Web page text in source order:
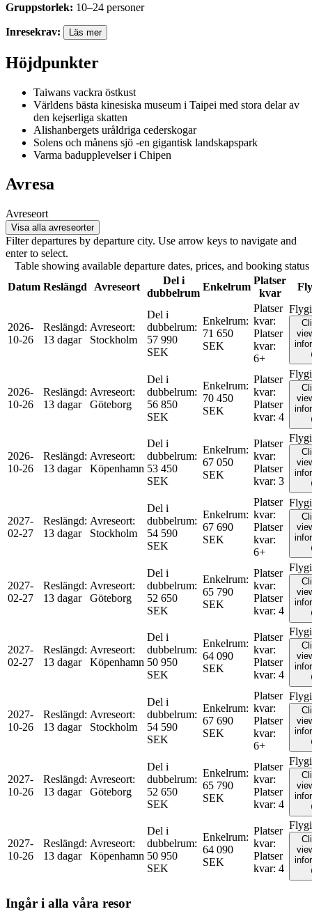
Gruppstorlek: 10–24 personer
Inresekrav: Läs mer
Höjdpunkter
Taiwans vackra östkust
Världens bästa kinesiska museum i Taipei med stora delar av
den kejserliga skatten
Alishanbergets uråldriga cederskogar
Solens och månens sjö -en gigantisk landskapspark
Varma badupplevelser i Chipen
Avresa
Avreseort
Visa alla avreseorter
Filter departures by departure city. Use arrow keys to navigate and
enter to select.
Table showing available departure dates, prices, and booking
Datum Reslängd Avreseort
Del i
dubbelrum
Enkelrum
Platser
kvar
2026-
10-26
Reslängd:
13 dagar
Avreseort:
Stockholm
Del i
dubbelrum:
57 990
SEK
Enkelrum:
71 650
SEK
Platser
kvar:
Platser
kvar:
6+
2026-
10-26
Reslängd:
13 dagar
Avreseort:
Göteborg
Del i
dubbelrum:
56 850
SEK
Enkelrum:
70 450
SEK
Platser
kvar:
Platser
kvar: 4
2026-
10-26
Reslängd:
13 dagar
Avreseort:
Köpenhamn
Del i
dubbelrum:
53 450
SEK
Enkelrum:
67 050
SEK
Platser
kvar:
Platser
kvar: 3
2027-
02-27
Reslängd:
13 dagar
Avreseort:
Stockholm
Del i
dubbelrum:
54 590
SEK
Enkelrum:
67 690
SEK
Platser
kvar:
Platser
kvar:
6+
2027-
02-27
Reslängd:
13 dagar
Avreseort:
Göteborg
Del i
dubbelrum:
52 650
SEK
Enkelrum:
65 790
SEK
Platser
kvar:
Platser
kvar: 4
2027-
02-27
Reslängd:
13 dagar
Avreseort:
Köpenhamn
Del i
dubbelrum:
50 950
SEK
Enkelrum:
64 090
SEK
Platser
kvar:
Platser
kvar: 4
2027-
10-26
Reslängd:
13 dagar
Avreseort:
Stockholm
Del i
dubbelrum:
54 590
SEK
Enkelrum:
67 690
SEK
Platser
kvar:
Platser
kvar:
6+
2027-
10-26
Reslängd:
13 dagar
Avreseort:
Göteborg
Del i
dubbelrum:
52 650
SEK
Enkelrum:
65 790
SEK
Platser
kvar:
Platser
kvar: 4
2027-
10-26
Reslängd:
13 dagar
Avreseort:
Köpenhamn
Del i
dubbelrum:
50 950
SEK
Enkelrum:
64 090
SEK
Platser
kvar:
Platser
kvar: 4
Ingår i alla våra resor